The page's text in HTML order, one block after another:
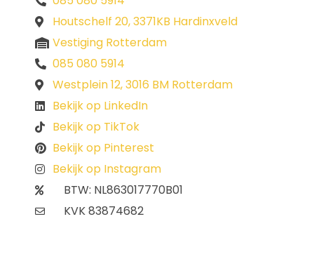
Houtschelf 20, 3371KB Hardinxveld
Vestiging Rotterdam
085 080 5914
Westplein 12, 3016 BM Rotterdam
Bekijk op LinkedIn
Bekijk op TikTok
Bekijk op Pinterest
Bekijk op Instagram
BTW: NL863017770B01
KVK 83874682